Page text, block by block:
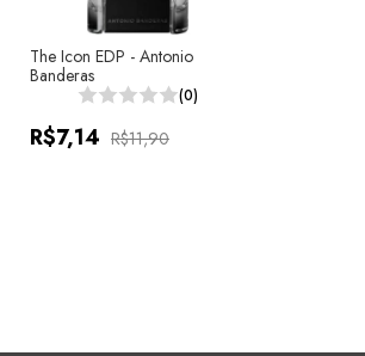
The Icon EDP - Antonio
Banderas
(0)
R$7,14 R$11,90